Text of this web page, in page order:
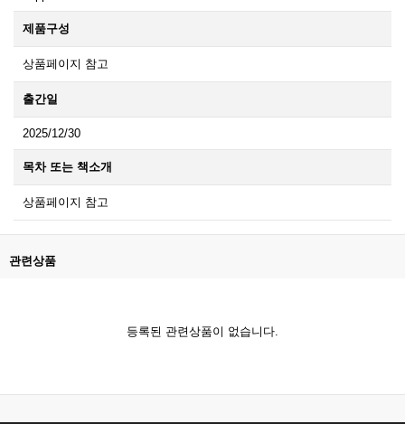
제품구성
상품페이지 참고
출간일
2025/12/30
목차 또는 책소개
상품페이지 참고
관련상품
등록된 관련상품이 없습니다.